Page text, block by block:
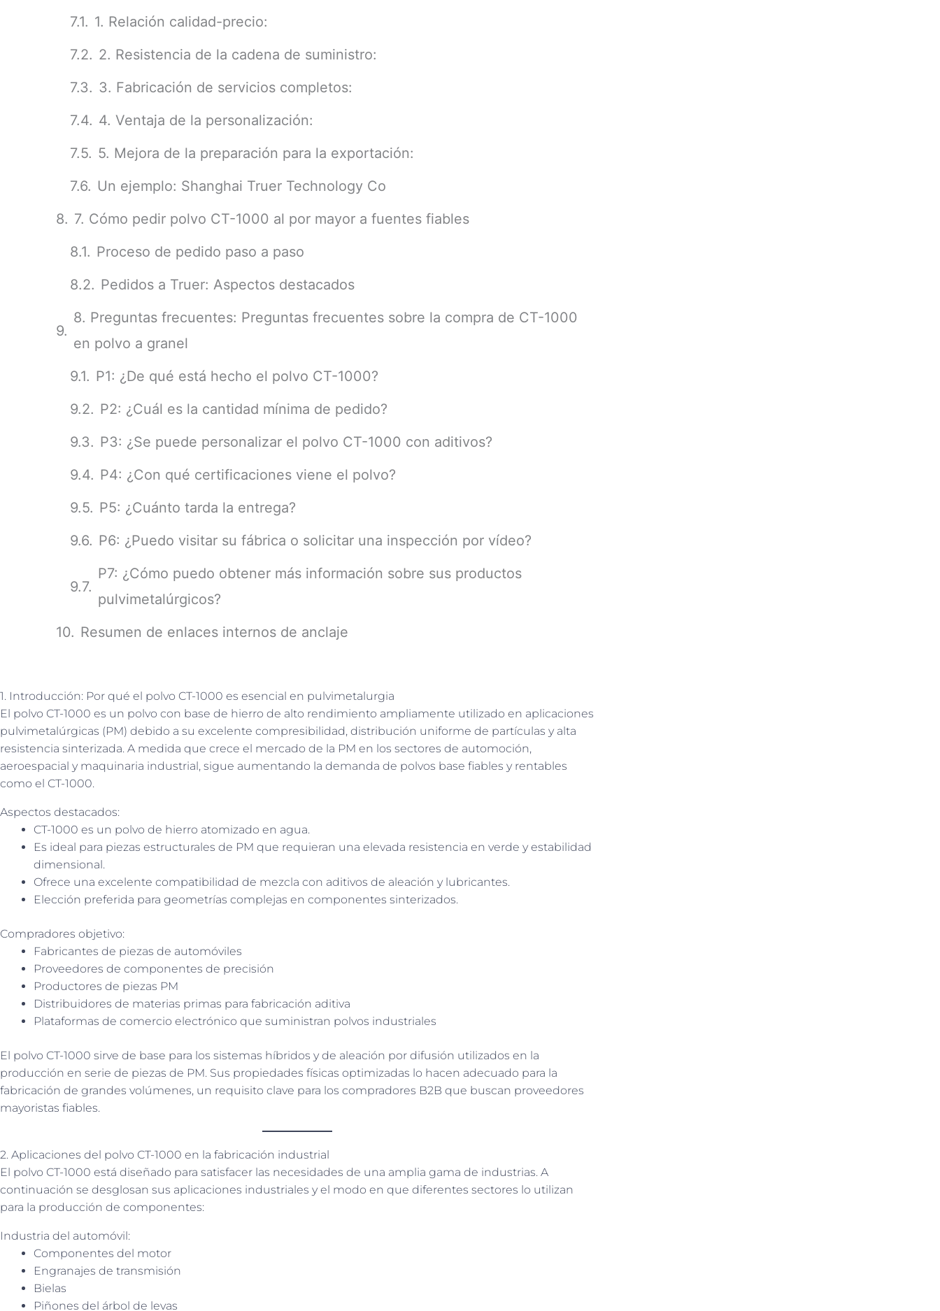
1. Relación calidad-precio:
2. Resistencia de la cadena de suministro:
3. Fabricación de servicios completos:
4. Ventaja de la personalización:
5. Mejora de la preparación para la exportación:
Un ejemplo: Shanghai Truer Technology Co
7. Cómo pedir polvo CT-1000 al por mayor a fuentes fiables
Proceso de pedido paso a paso
Pedidos a Truer: Aspectos destacados
8. Preguntas frecuentes: Preguntas frecuentes sobre la compra de CT-1000
en polvo a granel
P1: ¿De qué está hecho el polvo CT-1000?
P2: ¿Cuál es la cantidad mínima de pedido?
P3: ¿Se puede personalizar el polvo CT-1000 con aditivos?
P4: ¿Con qué certificaciones viene el polvo?
P5: ¿Cuánto tarda la entrega?
P6: ¿Puedo visitar su fábrica o solicitar una inspección por vídeo?
P7: ¿Cómo puedo obtener más información sobre sus productos
pulvimetalúrgicos?
Resumen de enlaces internos de anclaje
1. Introducción: Por qué el polvo CT-1000 es esencial en pulvimetalurgia
El polvo CT-1000 es un polvo con base de hierro de alto rendimiento ampliamente utilizado en aplicaciones
pulvimetalúrgicas (PM) debido a su excelente compresibilidad, distribución uniforme de partículas y alta
resistencia sinterizada. A medida que crece el mercado de la PM en los sectores de automoción,
aeroespacial y maquinaria industrial, sigue aumentando la demanda de polvos base fiables y rentables
como el CT-1000.
Aspectos destacados:
CT-1000 es un polvo de hierro atomizado en agua.
Es ideal para piezas estructurales de PM que requieran una elevada resistencia en verde y estabilidad
dimensional.
Ofrece una excelente compatibilidad de mezcla con aditivos de aleación y lubricantes.
Elección preferida para geometrías complejas en componentes sinterizados.
Compradores objetivo:
Fabricantes de piezas de automóviles
Proveedores de componentes de precisión
Productores de piezas PM
Distribuidores de materias primas para fabricación aditiva
Plataformas de comercio electrónico que suministran polvos industriales
El polvo CT-1000 sirve de base para los sistemas híbridos y de aleación por difusión utilizados en la
producción en serie de piezas de PM. Sus propiedades físicas optimizadas lo hacen adecuado para la
fabricación de grandes volúmenes, un requisito clave para los compradores B2B que buscan proveedores
mayoristas fiables.
2. Aplicaciones del polvo CT-1000 en la fabricación industrial
El polvo CT-1000 está diseñado para satisfacer las necesidades de una amplia gama de industrias. A
continuación se desglosan sus aplicaciones industriales y el modo en que diferentes sectores lo utilizan
para la producción de componentes:
Industria del automóvil:
Componentes del motor
Engranajes de transmisión
Bielas
Piñones del árbol de levas